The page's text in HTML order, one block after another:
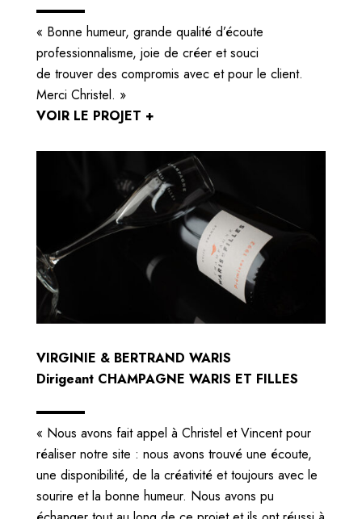
« Bonne humeur, grande qualité d’écoute
professionnalisme, joie de créer et souci
de trouver des compromis avec et pour le client.
Merci Christel. »
VOIR LE PROJET +
VIRGINIE & BERTRAND WARIS
Dirigeant CHAMPAGNE WARIS ET FILLES
« Nous avons fait appel à Christel et Vincent pour
réaliser notre site : nous avons trouvé une écoute,
une disponibilité, de la créativité et toujours avec le
sourire et la bonne humeur. Nous avons pu